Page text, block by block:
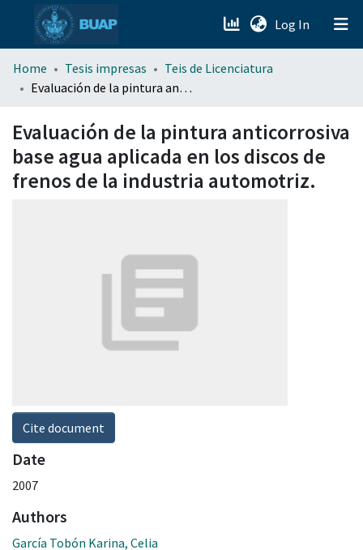
Log In (current)
menu.section.about_menu
Home Tesis impresas
Teis de Licenciatura
Evaluación de la pintura anticorrosiva base agua aplicada en los discos de frenos de la industria automotriz.
Evaluación de la pintura anticorrosiva
base agua aplicada en los discos de
frenos de la industria automotriz.
Cite document
Date
2007
Authors
García Tobón Karina, Celia